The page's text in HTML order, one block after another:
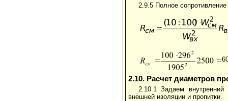
2.9.5 Полное
2.10. Расчет диаметров
2.10.1 Задаем
внешней изоляции и пропитки.